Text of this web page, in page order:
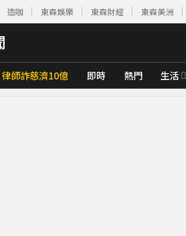
造咖 東森娛樂 東森財經 東森美洲
律師詐慈濟10億 即時 熱門 生活